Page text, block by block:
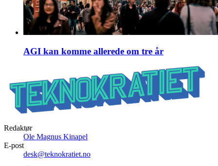
AGI kan komme allerede om tre år
Redaktør
Ole Magnus Kinapel
E-post
desk@teknokratiet.no